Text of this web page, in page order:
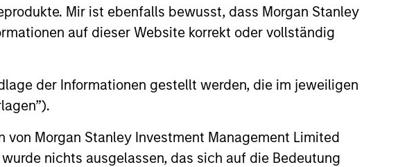
Mir ist ebenfalls bewusst, dass Morgan Stanley
auf dieser Website korrekt oder vollständig
der Informationen gestellt werden, die im jeweiligen
Morgan Stanley Investment Management Limited
nichts ausgelassen, das sich auf die Bedeutung